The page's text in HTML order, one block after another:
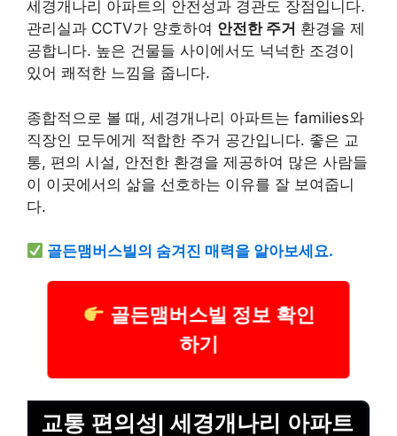
세경개나리 아파트의 안전성과 경관도 장점입니다.
관리실과 CCTV가 양호하여 안전한 주거 환경을 제
공합니다. 높은 건물들 사이에서도 넉넉한 조경이
있어 쾌적한 느낌을 줍니다.
종합적으로 볼 때, 세경개나리 아파트는 families와
직장인 모두에게 적합한 주거 공간입니다. 좋은 교
통, 편의 시설, 안전한 환경을 제공하여 많은 사람들
이 이곳에서의 삶을 선호하는 이유를 잘 보여줍니
다.
골든맴버스빌의 숨겨진 매력을 알아보세요.
골든맴버스빌 정보 확인
하기
교통 편의성| 세경개나리 아파트